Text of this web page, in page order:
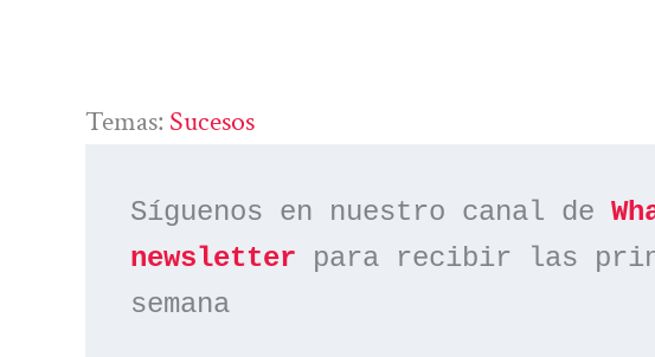
Temas: Sucesos
Síguenos en nuestro canal de
newsletter para recibir las
semana